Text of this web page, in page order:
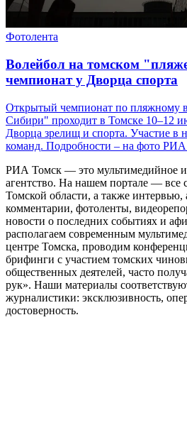
Фотолента
Волейбол на томском
чемпионат у Дворца спорта
Открытый чемпионат по пляжному
Сибири" проходит в Томске 10–12
Дворца зрелищ и спорта. Участие в
команд. Подробности – на фото
РИА Томск — это мультимедийное
агентство. На нашем портале — все
Томской области, а также интервью,
комментарии, фотоленты,
новости о последних событиях и
располагаем современным
центре Томска, проводим
брифинги с участием томских
общественных деятелей, часто
рук». Наши материалы
журналистики: эксклюзивность,
достоверность.